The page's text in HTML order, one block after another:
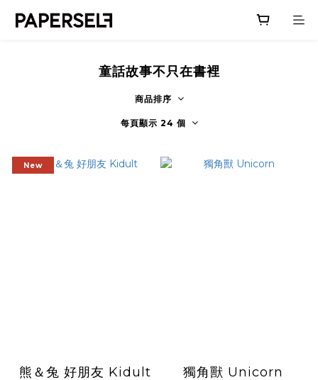
童話故事不只在書裡
商品排序
每頁顯示 24 個
New
熊＆兔 好朋友 Kidult 獨角獸 Unicorn